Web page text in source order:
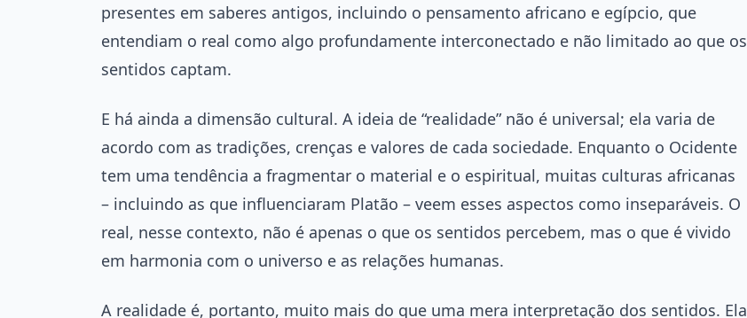
presentes em saberes antigos, incluindo o pensamento africano e egípcio, que
entendiam o real como algo profundamente interconectado e não limitado ao que os
sentidos captam.
E há ainda a dimensão cultural. A ideia de “realidade” não é universal; ela varia de
acordo com as tradições, crenças e valores de cada sociedade. Enquanto o Ocidente
tem uma tendência a fragmentar o material e o espiritual, muitas culturas africanas
– incluindo as que influenciaram Platão – veem esses aspectos como inseparáveis. O
real, nesse contexto, não é apenas o que os sentidos percebem, mas o que é vivido
em harmonia com o universo e as relações humanas.
A realidade é, portanto, muito mais do que uma mera interpretação dos sentidos. Ela